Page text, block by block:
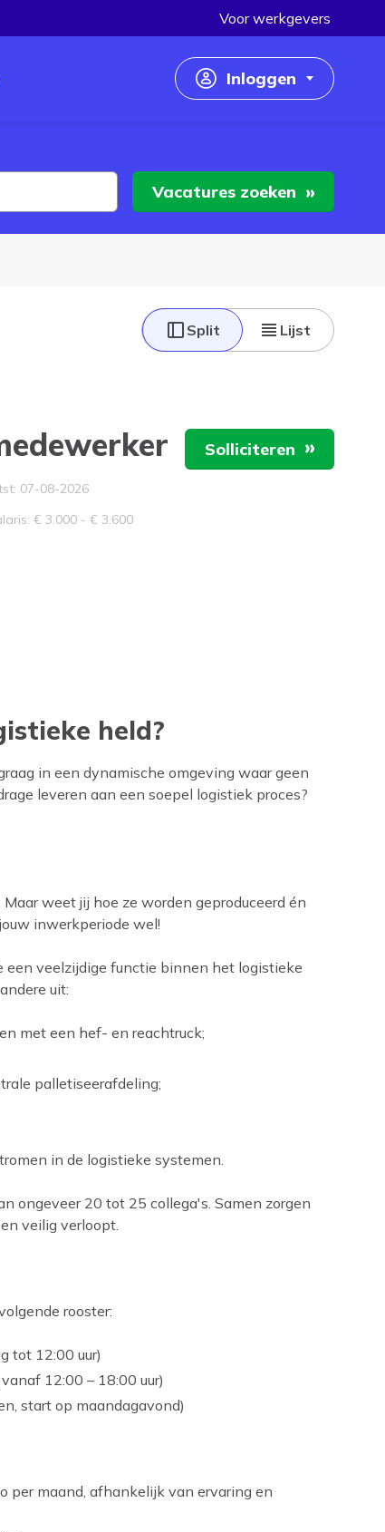
Voor werkgevers
Inloggen
Inloggen als werkgever
Vacatures zoeken
Split Lijst
Solliciteren
07-08-2026
€ 3.000 - € 3.600
held?
in een dynamische omgeving waar geen
leveren aan een soepel logistiek proces?
weet jij hoe ze worden geproduceerd én
inwerkperiode wel!
een veelzijdige functie binnen het logistieke
uit:
met een hef- en reachtruck;
palletiseerafdeling;
in de logistieke systemen.
ongeveer 20 tot 25 collega's. Samen zorgen
veilig verloopt.
rooster:
tot 12:00 uur)
12:00 – 18:00 uur)
start op maandagavond)
per maand, afhankelijk van ervaring en